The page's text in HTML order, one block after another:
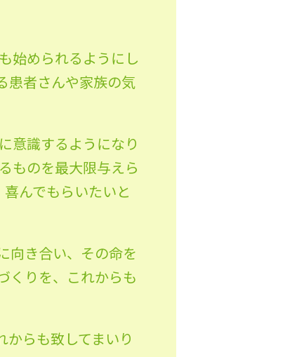
始められるようにし
患者さんや家族の気
意識するようになり
ものを最大限与えら
んでもらいたいと
向き合い、その命を
くりを、これからも
らも致してまいり